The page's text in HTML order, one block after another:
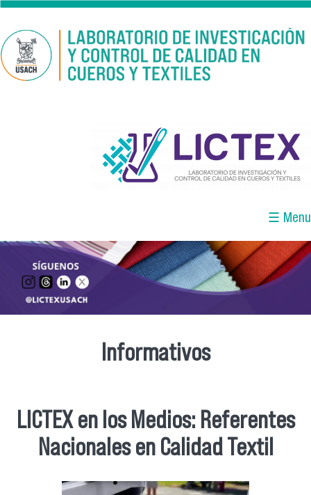
Pasar al contenido principal
logo_lictex_mesa_de_trabajo_1.png
☰ Menu
Informativos
LICTEX en los Medios: Referentes
Nacionales en Calidad Textil